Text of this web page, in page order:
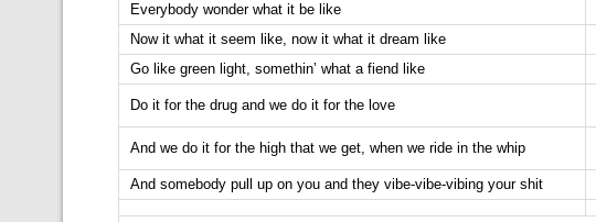
Everybody wonder what it be like
Now it what it seem like, now it what it dream like
Go like green light, somethin’ what a fiend like
Do it for the drug and we do it for the love
And we do it for the high that we get, when we ride in the whip
And somebody pull up on you and they vibe-vibe-vibing your shit